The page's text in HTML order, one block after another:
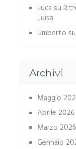
Luca su
Luisa
Umberto su
Archivi
Maggio
Aprile 2026
Marzo 2026
Gennaio